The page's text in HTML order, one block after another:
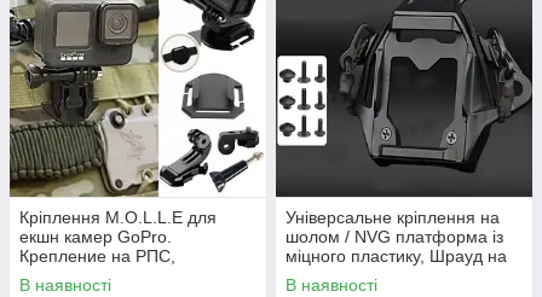
Кріплення M.O.L.L.E для
екшн камер GoPro.
Крепление на РПС,
бронежилет
В наявності
Універсальне кріплення на
шолом / NVG платформа із
міцного пластику, Шрауд на
тактичний шолом Чорна
В наявності